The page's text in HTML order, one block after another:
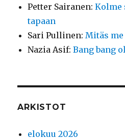
Petter Sairanen:Kolme
tapaan
Sari Pullinen:Mitäs
Nazia Asif:Bang bang
ARKISTOT
elokuu 2026